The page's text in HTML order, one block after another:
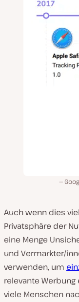
Auch wenn dies
Privatsphäre der
eine Menge
und Vermarkter/
verwenden, um
relevante
viele Menschen